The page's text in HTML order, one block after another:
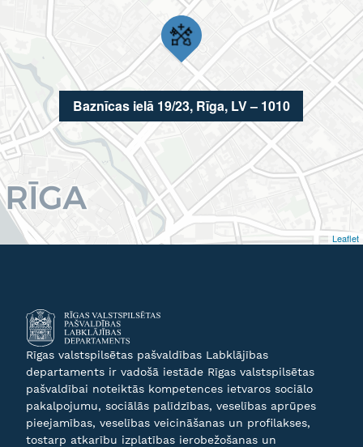
Baznīcas ielā 19/23, Rīga, LV – 1010
Leaflet
Rīgas valstspilsētas pašvaldības Labklājības
departaments ir vadošā iestāde Rīgas valstspilsētas
pašvaldībai noteiktās kompetences ietvaros sociālo
pakalpojumu, sociālās palīdzības, veselības aprūpes
pieejamības, veselības veicināšanas un profilakses,
tostarp atkarību izplatības ierobežošanas un